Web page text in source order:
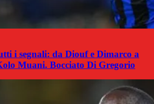
i segnali: da Diouf e Dimarco a
Muani. Bocciato Di Gregorio